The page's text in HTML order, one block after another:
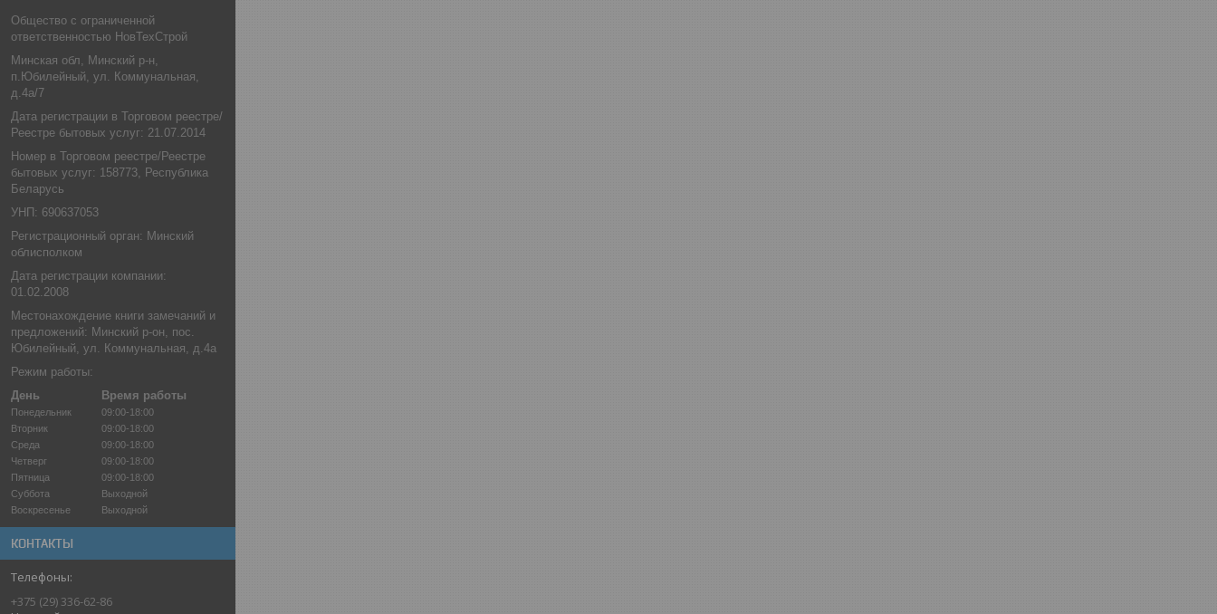
Общество с ограниченной
ответственностью НовТехСтрой
Минская обл, Минский р-н,
п.Юбилейный, ул. Коммунальная,
д.4а/7
Дата регистрации в Торговом реестре/
Реестре бытовых услуг: 21.07.2014
Номер в Торговом реестре/Реестре
бытовых услуг: 158773, Республика
Беларусь
УНП: 690637053
Регистрационный орган: Минский
облисполком
Дата регистрации компании:
01.02.2008
Местонахождение книги замечаний и
предложений: Минский р-он, пос.
Юбилейный, ул. Коммунальная, д.4а
Режим работы:
День
Время работы
Понедельник
09:00-18:00
Вторник
09:00-18:00
Среда
09:00-18:00
Четверг
09:00-18:00
Пятница
09:00-18:00
Суббота
Выходной
Воскресенье
Выходной
КОНТАКТЫ
+375 (29) 336-62-86